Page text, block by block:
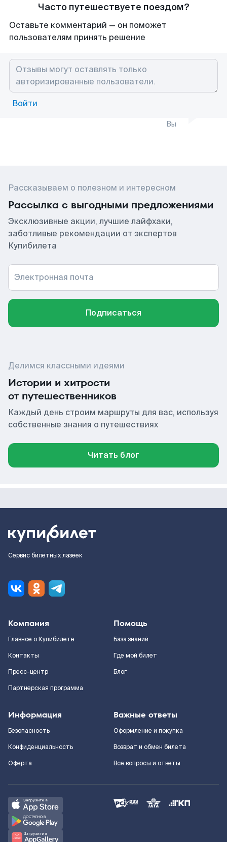
Часто путешествуете поездом?
Оставьте комментарий — он поможет
пользователям принять решение
Войти
Вы
Рассказываем о полезном и интересном
Рассылка с выгодными предложениями
Эксклюзивные акции, лучшие лайфхаки,
заботливые рекомендации от экспертов
Купибилета
Электронная почта
Подписаться
Делимся классными идеями
Истории и хитрости
от путешественников
Каждый день строим маршруты для вас, используя
собственные знания о путешествиях
Читать блог
Сервис билетных лазеек
Компания
Главное о Купибилете
Контакты
Пресс-центр
Партнерская программа
Помощь
База знаний
Где мой билет
Блог
Информация
Безопасность
Конфиденциальность
Оферта
Важные ответы
Оформление и покупка
Возврат и обмен билета
Все вопросы и ответы